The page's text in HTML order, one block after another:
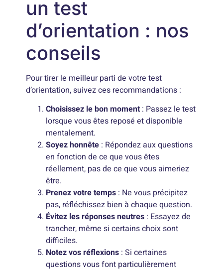
un test
d’orientation : nos
conseils
Pour tirer le meilleur parti de votre test
d’orientation, suivez ces recommandations :
Choisissez le bon moment : Passez le test
lorsque vous êtes reposé et disponible
mentalement.
Soyez honnête : Répondez aux questions
en fonction de ce que vous êtes
réellement, pas de ce que vous aimeriez
être.
Prenez votre temps : Ne vous précipitez
pas, réfléchissez bien à chaque question.
Évitez les réponses neutres : Essayez de
trancher, même si certains choix sont
difficiles.
Notez vos réflexions : Si certaines
questions vous font particulièrement